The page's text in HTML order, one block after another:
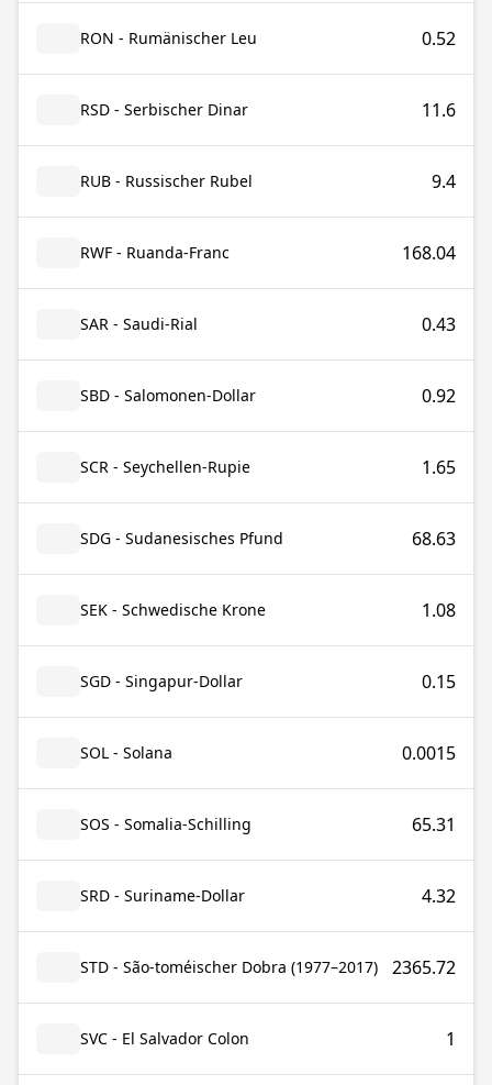
RON - Rumänischer Leu 0.52
RSD - Serbischer Dinar 11.6
RUB - Russischer Rubel 9.4
RWF - Ruanda-Franc 168.04
SAR - Saudi-Rial 0.43
SBD - Salomonen-Dollar 0.92
SCR - Seychellen-Rupie 1.65
SDG - Sudanesisches Pfund 68.63
SEK - Schwedische Krone 1.08
SGD - Singapur-Dollar 0.15
SOL - Solana 0.0015
SOS - Somalia-Schilling 65.31
SRD - Suriname-Dollar 4.32
STD - São-toméischer Dobra (1977–2017) 2365.72
SVC - El Salvador Colon 1